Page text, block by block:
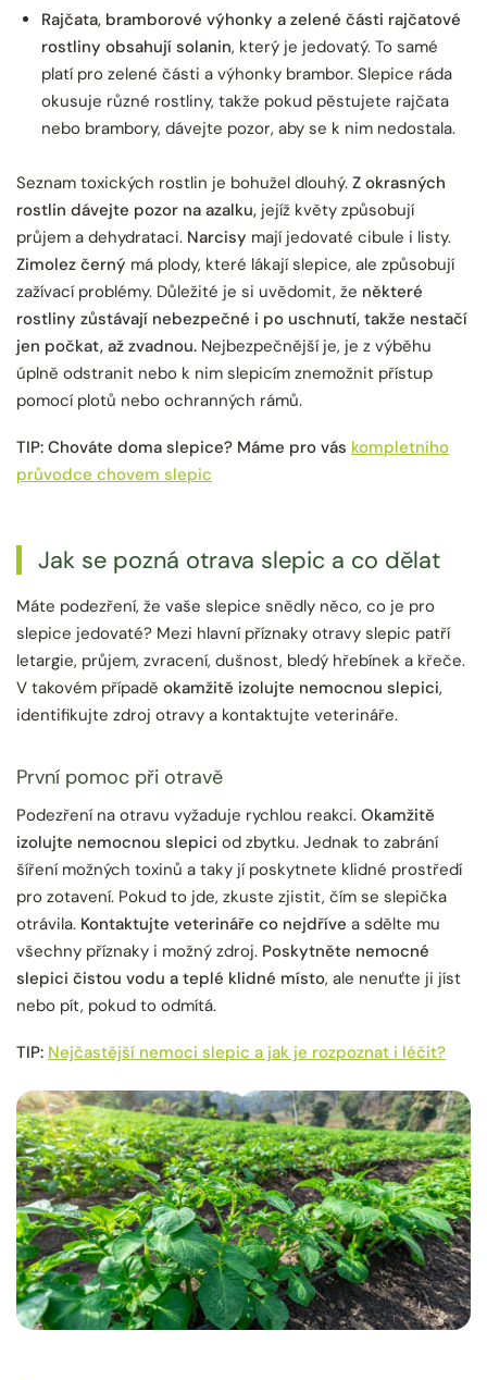
Rajčata, bramborové výhonky a zelené části rajčatové
rostliny obsahují solanin, který je jedovatý. To samé
platí pro zelené části a výhonky brambor. Slepice ráda
okusuje různé rostliny, takže pokud pěstujete rajčata
nebo brambory, dávejte pozor, aby se k nim nedostala.
Seznam toxických rostlin je bohužel dlouhý. Z okrasných
rostlin dávejte pozor na azalku, jejíž květy způsobují
průjem a dehydrataci. Narcisy mají jedovaté cibule i listy.
Zimolez černý má plody, které lákají slepice, ale způsobují
zažívací problémy. Důležité je si uvědomit, že některé
rostliny zůstávají nebezpečné i po uschnutí, takže nestačí
jen počkat, až zvadnou. Nejbezpečnější je, je z výběhu
úplně odstranit nebo k nim slepicím znemožnit přístup
pomocí plotů nebo ochranných rámů.
TIP: Chováte doma slepice? Máme pro vás kompletního
průvodce chovem slepic
Jak se pozná otrava slepic a co dělat
Máte podezření, že vaše slepice snědly něco, co je pro
slepice jedovaté? Mezi hlavní příznaky otravy slepic patří
letargie, průjem, zvracení, dušnost, bledý hřebínek a křeče.
V takovém případě okamžitě izolujte nemocnou slepici,
identifikujte zdroj otravy a kontaktujte veterináře.
První pomoc při otravě
Podezření na otravu vyžaduje rychlou reakci. Okamžitě
izolujte nemocnou slepici od zbytku. Jednak to zabrání
šíření možných toxinů a taky jí poskytnete klidné prostředí
pro zotavení. Pokud to jde, zkuste zjistit, čím se slepička
otrávila. Kontaktujte veterináře co nejdříve a sdělte mu
všechny příznaky i možný zdroj. Poskytněte nemocné
slepici čistou vodu a teplé klidné místo, ale nenuťte ji jíst
nebo pít, pokud to odmítá.
TIP: Nejčastější nemoci slepic a jak je rozpoznat i léčit?